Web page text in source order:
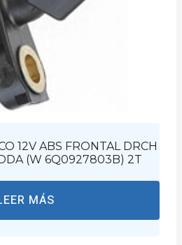
12V ABS FRONTAL DRCH
(W 6Q0927803B) 2T
MÁS